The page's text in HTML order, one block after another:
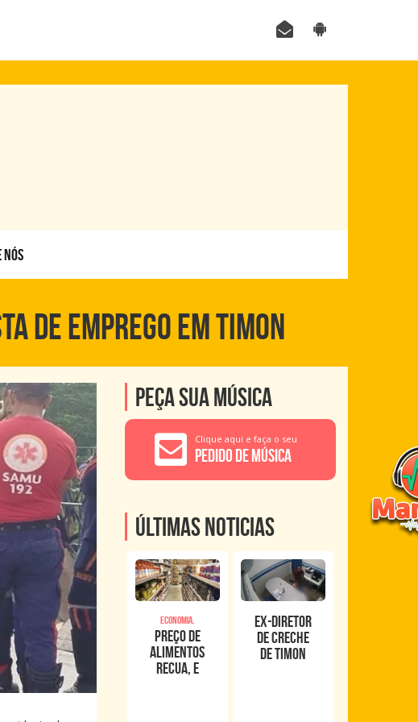
NÓS
de emprego em Timon
Peça sua música
Clique aqui e faça o seu
Pedido de Música
Últimas noticias
Economia,
Preço de
alimentos
recua, e
Ex-diretor
de creche
de Timon